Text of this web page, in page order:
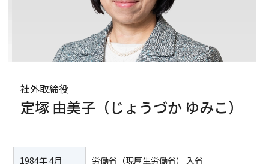
社外取締役
定塚 由美子 （じょうづか ゆみこ）
1984年 4月 労働省（現厚生労働省） 入省